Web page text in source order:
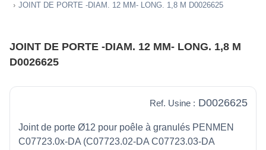
JOINT DE PORTE -DIAM. 12 MM- LONG. 1,8 M D0026625
JOINT DE PORTE -DIAM. 12 MM- LONG. 1,8 M
D0026625
Ref. Usine : D0026625
Joint de porte Ø12 pour poêle à granulés PENMEN
C07723.0x-DA (C07723.02-DA C07723.03-DA